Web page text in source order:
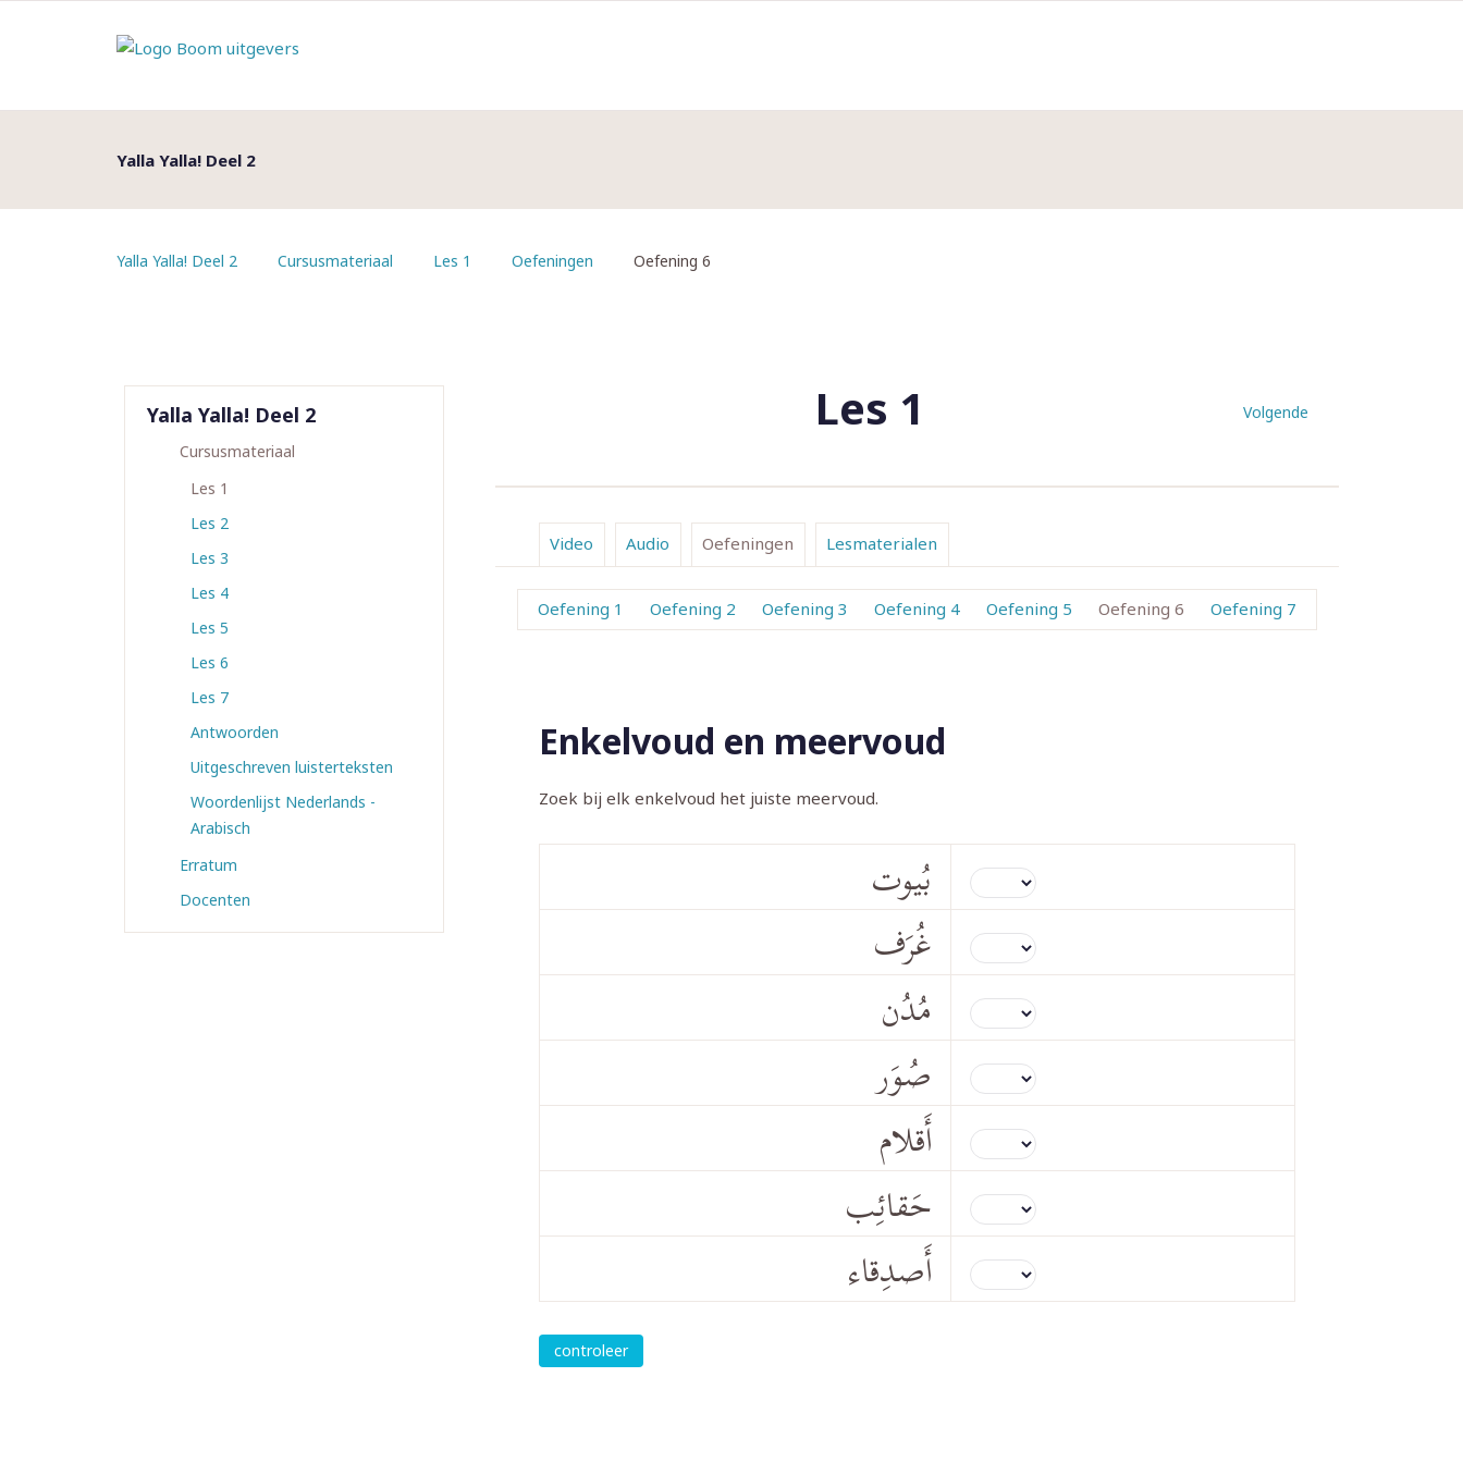
Yalla Yalla! Deel 2
Yalla Yalla! Deel 2 Cursusmateriaal Les 1 Oefeningen Oefening 6
Yalla Yalla! Deel 2
Cursusmateriaal
Les 1
Les 2
Les 3
Les 4
Les 5
Les 6
Les 7
Antwoorden
Uitgeschreven luisterteksten
Woordenlijst Nederlands -
Arabisch
Erratum
Docenten
Volgende
Les 1
Video Audio Oefeningen Lesmaterialen
Oefening 1 Oefening 2 Oefening 3 Oefening 4 Oefening 5 Oefening 6 Oefening 7
Enkelvoud en meervoud
Zoek bij elk enkelvoud het juiste meervoud.
بُيوت
غُرَف
مُدُن
صُوَر
أَقلام
حَقائِب
أَصدِقاء
controleer